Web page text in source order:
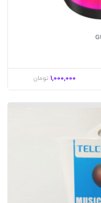
1,000,000 تومان